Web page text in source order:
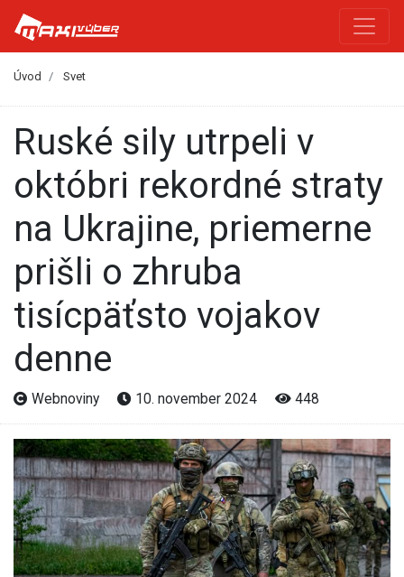
Úvod Svet
Ruské sily utrpeli v
októbri rekordné straty
na Ukrajine, priemerne
prišli o zhruba
tisícpäťsto vojakov
denne
Webnoviny 10. november 2024 448